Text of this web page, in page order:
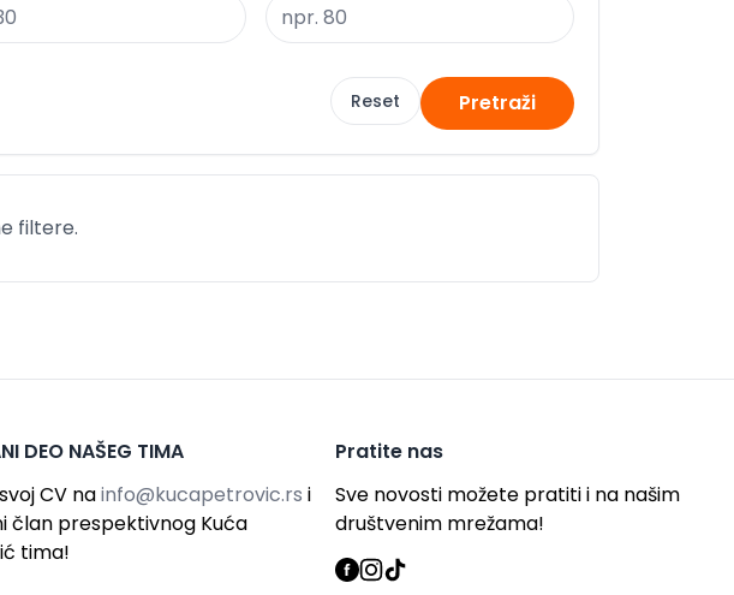
Reset Pretraži
filtere.
DEO NAŠEG TIMA
CV nainfo@kucapetrovic.rs i
član prespektivnog Kuća
tima!
Pratite nas
Sve novosti možete pratiti i na našim
društvenim mrežama!